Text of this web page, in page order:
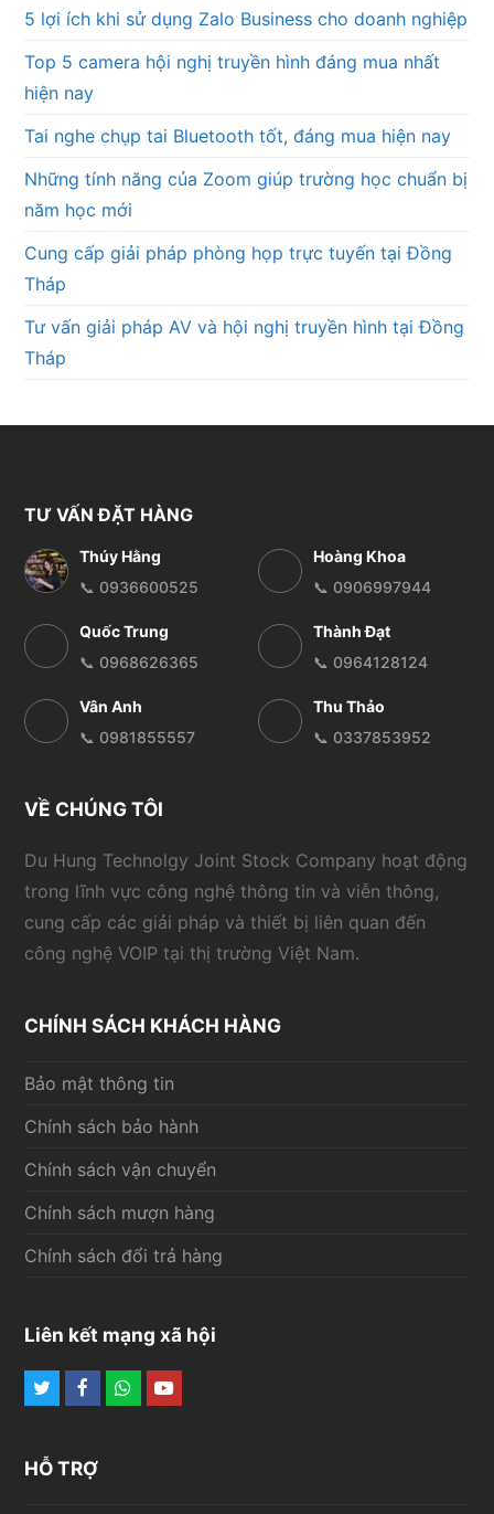
5 lợi ích khi sử dụng Zalo Business cho doanh nghiệp
Top 5 camera hội nghị truyền hình đáng mua nhất
hiện nay
Tai nghe chụp tai Bluetooth tốt, đáng mua hiện nay
Những tính năng của Zoom giúp trường học chuẩn bị
năm học mới
Cung cấp giải pháp phòng họp trực tuyến tại Đồng
Tháp
Tư vấn giải pháp AV và hội nghị truyền hình tại Đồng
Tháp
TƯ VẤN ĐẶT HÀNG
Thúy Hằng
📞 0936600525
Hoàng Khoa
📞 0906997944
Quốc Trung
📞 0968626365
Thành Đạt
📞 0964128124
Vân Anh
📞 0981855557
Thu Thảo
📞 0337853952
VỀ CHÚNG TÔI
Du Hung Technolgy Joint Stock Company hoạt động
trong lĩnh vực công nghệ thông tin và viễn thông,
cung cấp các giải pháp và thiết bị liên quan đến
công nghệ VOIP tại thị trường Việt Nam.
CHÍNH SÁCH KHÁCH HÀNG
Bảo mật thông tin
Chính sách bảo hành
Chính sách vận chuyển
Chính sách mượn hàng
Chính sách đổi trả hàng
Liên kết mạng xã hội
TwitterFacebook
Whatsapp
Youtube
HỖ TRỢ